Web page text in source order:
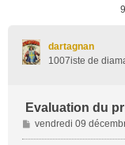
dartagnan
1007iste de
Evaluation du
M
e
vendredi 09